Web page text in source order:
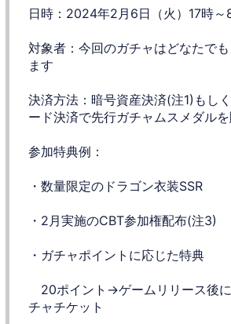
日時：2024年2月6日（火）17時～
対象者：今回のガチャはどなたで
ます
決済方法：暗号資産決済(注1)もし
ード決済で先行ガチャムスメダル
参加特典例：
・数量限定のドラゴン衣装SSR
・2月実施のCBT参加権配布(注3)
・ガチャポイントに応じた特典
20ポイント→ゲームリリース後
チャチケット